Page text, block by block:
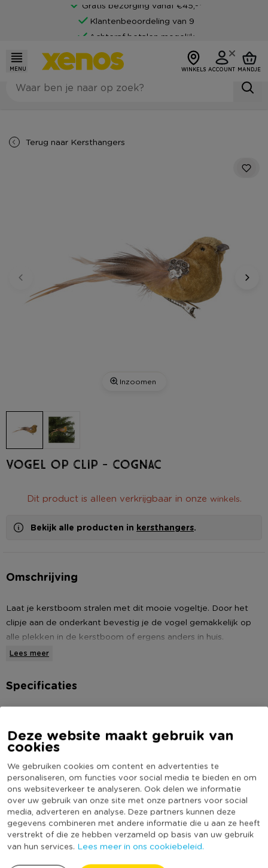
Deze website maakt gebruik van
cookies
We gebruiken cookies om content en advertenties te
personaliseren, om functies voor social media te bieden en om
ons websiteverkeer te analyseren. Ook delen we informatie
over uw gebruik van onze site met onze partners voor social
media, adverteren en analyse. Deze partners kunnen deze
gegevens combineren met andere informatie die u aan ze heeft
verstrekt of die ze hebben verzameld op basis van uw gebruik
van hun services. Lees meer in ons cookiebeleid.
Gratis bezorging vanaf €45,-*
Klantenbeoordeling van 9
Achteraf betalen mogelijk
MENU WINKELS ACCOUNT MANDJE
Terug naar Kersthangers
Inzoomen
Vogel op clip - cognac
Dit product is alleen verkrijgbaar in onze winkels.
Bekijk alle producten in kersthangers.
Omschrijving
Laat je kerstboom stralen met dit mooie vogeltje. Door het
clipje aan de onderkant bevestig je de vogel gemakkelijk op
alle plekken in de kerstboom of ergens anders in huis.
* Voor in de kerstboom
* Verkrijgbaar in diverse kleuren
Lees meer
Specificaties
Online Only
Nee
Materiaal
Kleur
Bruin
Productlengte (cm)
16
Duurzaamheidsscore
(Nog) geen score
bekend